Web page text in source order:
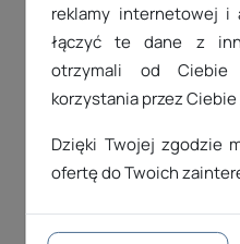
71
reklamy internetowej i
łączyć te dane z
otrzymali od
korzystania przez Ciebie
Dzięki Twojej zgodzie
ofertę do Twoich